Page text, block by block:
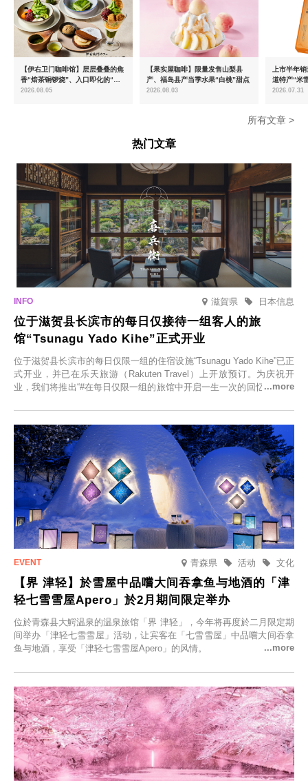
【伊右卫门咖啡馆】层层叠叠的焦
香“焙茶铜锣烧”、入口即化的“宇
治抹茶提拉米苏”全新登场
2026.08.05
【果实屋咖啡】限量发售山梨县
产、福岛县产当季水果“白桃”甜点
2026.08.03
上市半年
道特产“米
出首款夏
2026.07.31
所有文章 >
热门文章
滋賀県 日本信息
位于滋贺县长滨市的每日仅接待一组客人的旅
馆“Tsunagu Yado Kihe”正式开业
位于滋贺县长滨市的每日仅限一组的住宿设施“Tsunagu Yado Kihe”已正
式开业，并已在乐天旅游（Rakuten Travel）上开放预订。为庆祝开
业，我们将推出“#在每日仅限一组的旅馆中开启一生一次的回忆之旅”活
在此与重要之人共度一段难忘的特别时光。
青森県 文化
活动
【界 津轻】於雪屋中品嚐大间吞拿鱼与地酒的「津
轻七雪雪屋Apero」於2月期间限定举办
位於青森县大鰐温泉的温泉旅馆「界 津轻」，今年将再度於二月限定期
间举办「津轻七雪雪屋」活动，让宾客在「七雪雪屋」中品嚐大间吞拿
鱼与地酒，享受「津轻七雪雪屋Apero」的风情。